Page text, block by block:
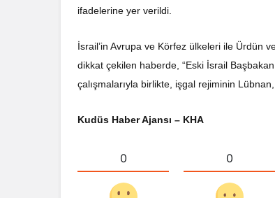
ifadelerine yer verildi.
İsrail’in Avrupa ve Körfez ülkeleri ile Ürdün
dikkat çekilen haberde, “Eski İsrail
çalışmalarıyla birlikte, işgal rejiminin
Kudüs Haber Ajansı – KHA
0 0